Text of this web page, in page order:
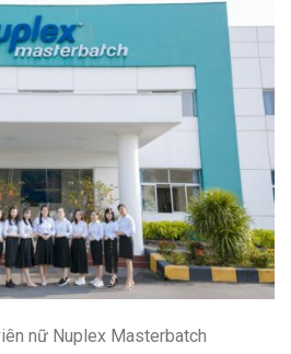
nữ Nuplex Masterbatch